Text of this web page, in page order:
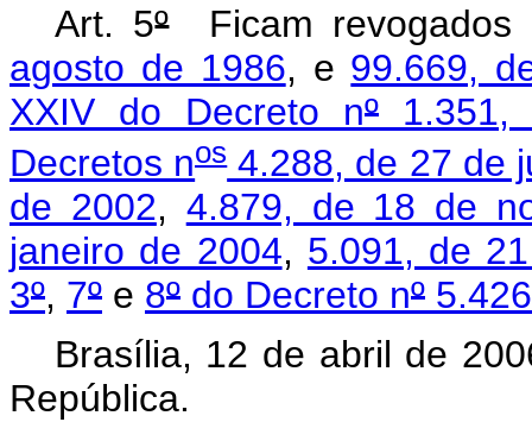
Art. 5ºFicam
agosto de 1986, e 99.669,
XXIV do Decreto nº 1.351,
Decretos nos4.288, de 27 de
de 2002, 4.879, de 18 de
janeiro de 2004, 5.091, de
3º, 7º e 8º do Decreto nº
Brasília, 12 de abril de
República.